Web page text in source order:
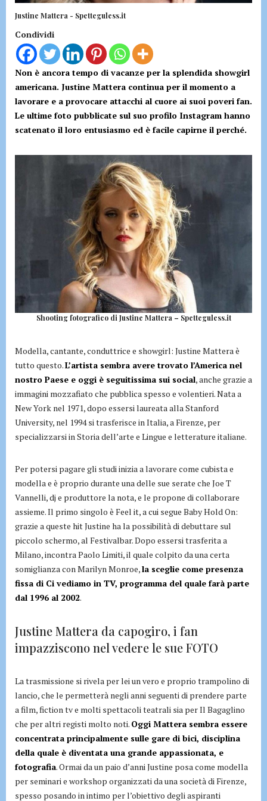
Justine Mattera - Spetteguless.it
Condividi
Non è ancora tempo di vacanze per la splendida showgirl
americana. Justine Mattera continua per il momento a
lavorare e a provocare attacchi al cuore ai suoi poveri fan.
Le ultime foto pubblicate sul suo profilo Instagram hanno
scatenato il loro entusiasmo ed è facile capirne il perché.
Shooting fotografico di Justine Mattera – Spetteguless.it
Modella, cantante, conduttrice e showgirl: Justine Mattera è
tutto questo.L’artista sembra avere trovato l’America nel
nostro Paese e oggi è seguitissima sui social, anche grazie a
immagini mozzafiato che pubblica spesso e volentieri. Nata a
New York nel 1971, dopo essersi laureata alla Stanford
University, nel 1994 si trasferisce in Italia, a Firenze, per
specializzarsi in Storia dell’arte e Lingue e letterature italiane.
Per potersi pagare gli studi inizia a lavorare come cubista e
modella e è proprio durante una delle sue serate che Joe T
Vannelli, dj e produttore la nota, e le propone di collaborare
assieme. Il primo singolo è Feel it, a cui segue Baby Hold On:
grazie a queste hit Justine ha la possibilità di debuttare sul
piccolo schermo, al Festivalbar. Dopo essersi trasferita a
Milano, incontra Paolo Limiti, il quale colpito da una certa
somiglianza con Marilyn Monroe,la sceglie come presenza
fissa di Ci vediamo in TV, programma del quale farà parte
dal 1996 al 2002.
Justine Mattera da capogiro, i fan
impazziscono nel vedere le sue FOTO
La trasmissione si rivela per lei un vero e proprio trampolino di
lancio, che le permetterà negli anni seguenti di prendere parte
a film, fiction tv e molti spettacoli teatrali sia per Il Bagaglino
che per altri registi molto noti. Oggi Mattera sembra essere
concentrata principalmente sulle gare di bici, disciplina
della quale è diventata una grande appassionata, e
fotografia. Ormai da un paio d’anni Justine posa come modella
per seminari e workshop organizzati da una società di Firenze,
spesso posando in intimo per l’obiettivo degli aspiranti